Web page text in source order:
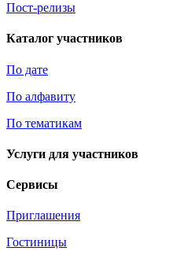
Пост-релизы
Каталог участников
По дате
По алфавиту
По тематикам
Услуги для участников
Сервисы
Приглашения
Гостиницы